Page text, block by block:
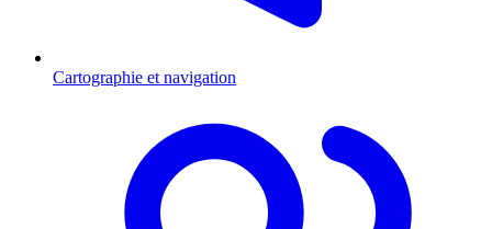
Cartographie et navigation